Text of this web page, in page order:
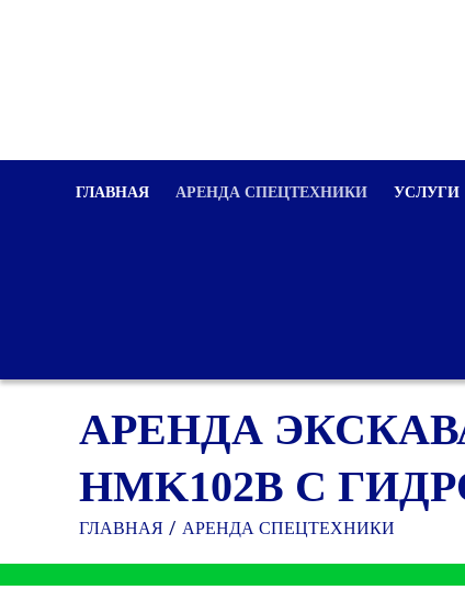
ГЛАВНАЯ АРЕНДА СПЕЦТЕХНИКИ УСЛУГИ
АРЕНДА
HMK102B С
ГЛАВНАЯ АРЕНДА СПЕЦТЕХНИКИ